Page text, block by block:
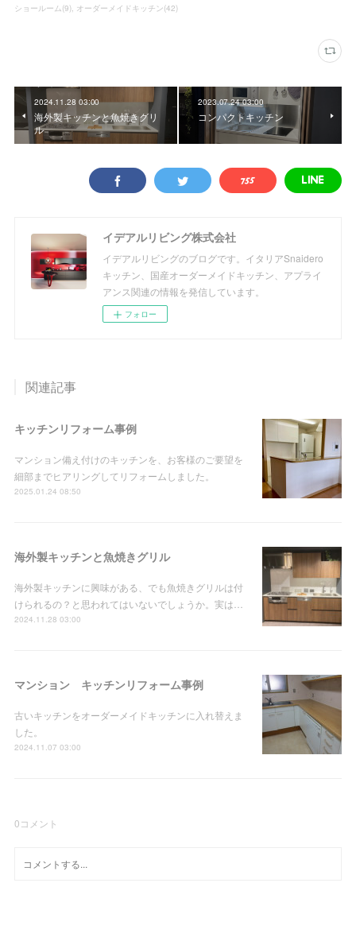
ショールーム (9) オーダーメイドキッチン(42)
2024.11.28 03:00
海外製キッチンと魚焼きグリ
ル
2023.07.24 03:00
コンパクトキッチン
イデアルリビング株式会社
イデアルリビングのブログです。イタリアSnaidero
キッチン、国産オーダーメイドキッチン、アプライ
アンス関連の情報を発信しています。
フォロー
関連記事
キッチンリフォーム事例
マンション備え付けのキッチンを、お客様のご要望を
細部までヒアリングしてリフォームしました。
2025.01.24 08:50
海外製キッチンと魚焼きグリル
海外製キッチンに興味がある、でも魚焼きグリルは付
けられるの？と思われてはいないでしょうか。実は…
2024.11.28 03:00
マンション キッチンリフォーム事例
古いキッチンをオーダーメイドキッチンに入れ替えま
した。
2024.11.07 03:00
0コメント